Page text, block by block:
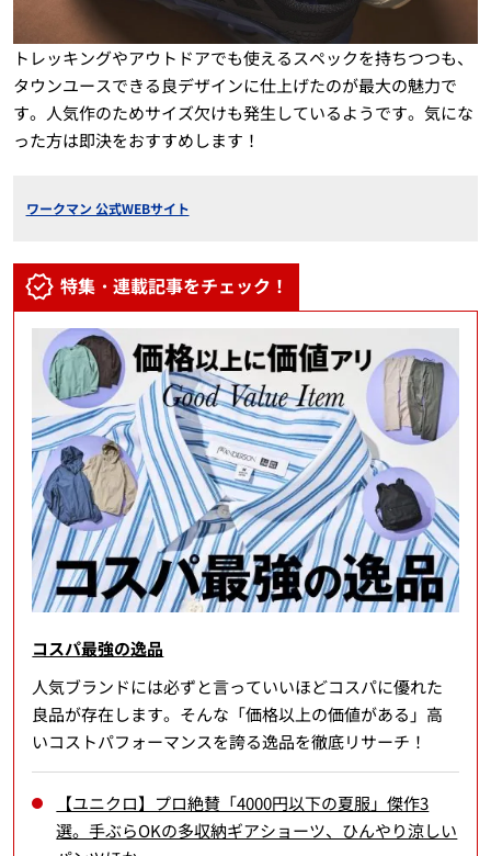
トレッキングやアウトドアでも使えるスペックを持ちつつも、
タウンユースできる良デザインに仕上げたのが最大の魅力で
す。人気作のためサイズ欠けも発生しているようです。気にな
った方は即決をおすすめします！
ワークマン 公式WEBサイト
特集・連載記事をチェック！
コスパ最強の逸品
人気ブランドには必ずと言っていいほどコスパに優れた
良品が存在します。そんな「価格以上の価値がある」高
いコストパフォーマンスを誇る逸品を徹底リサーチ！
【ユニクロ】プロ絶賛「4000円以下の夏服」傑作3
選。手ぶらOKの多収納ギアショーツ、ひんやり涼しい